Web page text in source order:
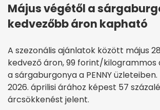
Május végétől a
kedvezőbb áron kapható
A szezonális ajánlatok között május
kedvező áron, 99 forint/
a sárgaburgonya a PENNY
2026. áprilisi árához képest 57
árcsökkenést jelent.